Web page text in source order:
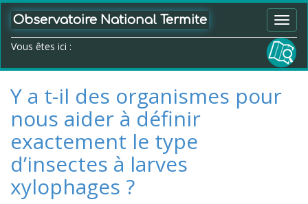
Observatoire National Termite
Vous êtes ici :
Y a t-il des organismes pour
nous aider à définir
exactement le type
d’insectes à larves
xylophages ?